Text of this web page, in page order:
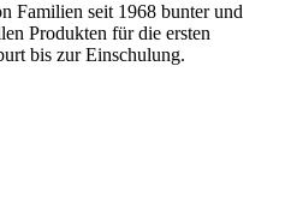
Familien seit 1968 bunter und
Produkten für die ersten
bis zur Einschulung.